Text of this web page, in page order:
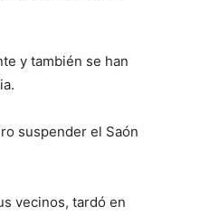
y también se han
suspender el Saón
vecinos, tardó en